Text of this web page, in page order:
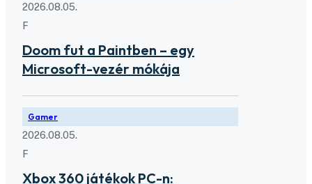
2026.08.05.
F
Doom fut a Paintben – egy
Microsoft-vezér mókája
Gamer
2026.08.05.
F
Xbox 360 játékok PC-n: